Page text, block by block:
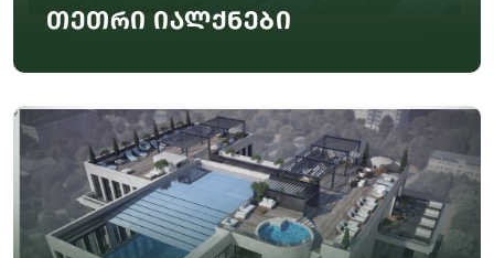
თეთრი იალქნები